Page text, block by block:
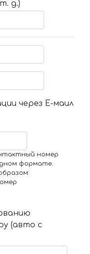
д.)
через Е-маил
номер
формате.
(авто с